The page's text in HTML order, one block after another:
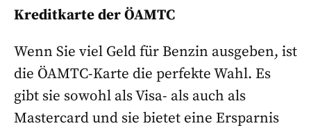
Kreditkarte der ÖAMTC
Wenn Sie viel Geld für Benzin ausgeben, ist
die ÖAMTC-Karte die perfekte Wahl. Es
gibt sie sowohl als Visa- als auch als
Mastercard und sie bietet eine Ersparnis